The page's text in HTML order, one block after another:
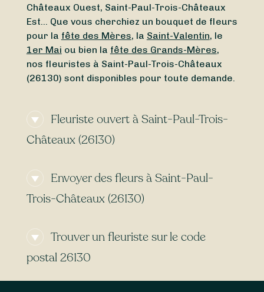
Châteaux Ouest, Saint-Paul-Trois-Châteaux
Est… Que vous cherchiez un bouquet de fleurs
pour la fête des Mères, la Saint-Valentin, le
1er Mai ou bien la fête des Grands-Mères,
nos fleuristes à Saint-Paul-Trois-Châteaux
(26130) sont disponibles pour toute demande.
Fleuriste ouvert à Saint-Paul-Trois-
Châteaux (26130)
proximité de Saint-Paul-Trois-Châteaux
(26130) ? À la recherche d’un
aujourd’huià Saint-Paul-Trois-Châteaux
trouvez en toute simplicité un fleuriste ouvert
fleuriste ouvert le dimanche
Envoyer des fleurs à Saint-Paul-
Trois-Châteaux (26130)
Châteaux (26130) proposent lalivraison
express
bouquets de fleurs le
même. Avec Sessile, trouvez facilement des
Trouver un fleuriste sur le code
postal 26130
Les fleuristes référencés ci-dessus sont en